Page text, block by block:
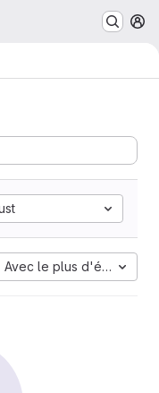
Avec le plus d'étoiles